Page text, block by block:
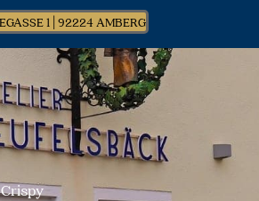
1 | 92224 AMBERG